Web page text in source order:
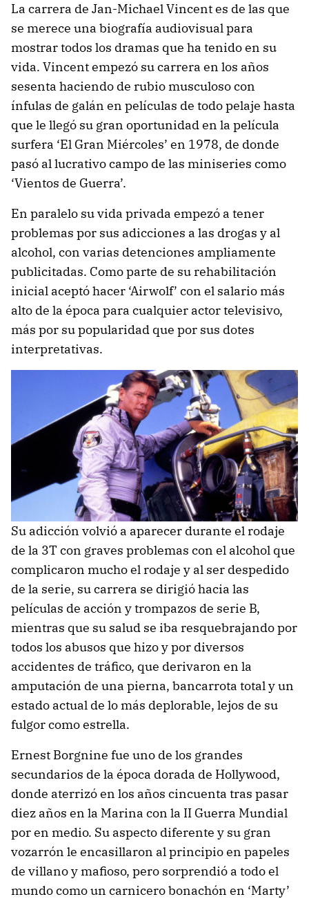
La carrera de Jan-Michael Vincent es de las que
se merece una biografía audiovisual para
mostrar todos los dramas que ha tenido en su
vida. Vincent empezó su carrera en los años
sesenta haciendo de rubio musculoso con
ínfulas de galán en películas de todo pelaje hasta
que le llegó su gran oportunidad en la película
surfera ‘El Gran Miércoles’ en 1978, de donde
pasó al lucrativo campo de las miniseries como
‘Vientos de Guerra’.
En paralelo su vida privada empezó a tener
problemas por sus adicciones a las drogas y al
alcohol, con varias detenciones ampliamente
publicitadas. Como parte de su rehabilitación
inicial aceptó hacer ‘Airwolf’ con el salario más
alto de la época para cualquier actor televisivo,
más por su popularidad que por sus dotes
interpretativas.
Su adicción volvió a aparecer durante el rodaje
de la 3T con graves problemas con el alcohol que
complicaron mucho el rodaje y al ser despedido
de la serie, su carrera se dirigió hacia las
películas de acción y trompazos de serie B,
mientras que su salud se iba resquebrajando por
todos los abusos que hizo y por diversos
accidentes de tráfico, que derivaron en la
amputación de una pierna, bancarrota total y un
estado actual de lo más deplorable, lejos de su
fulgor como estrella.
Ernest Borgnine fue uno de los grandes
secundarios de la época dorada de Hollywood,
donde aterrizó en los años cincuenta tras pasar
diez años en la Marina con la II Guerra Mundial
por en medio. Su aspecto diferente y su gran
vozarrón le encasillaron al principio en papeles
de villano y mafioso, pero sorprendió a todo el
mundo como un carnicero bonachón en ‘Marty’